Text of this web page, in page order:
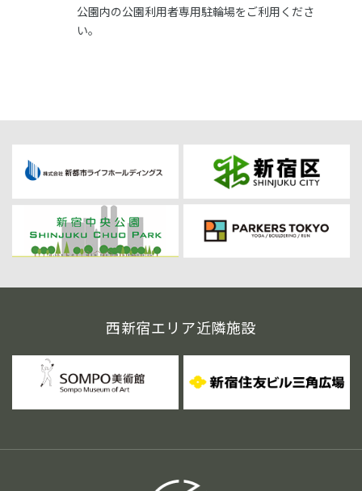
公園内の公園利用者専用駐輪場をご利用くださ
い。
西新宿エリア近隣施設